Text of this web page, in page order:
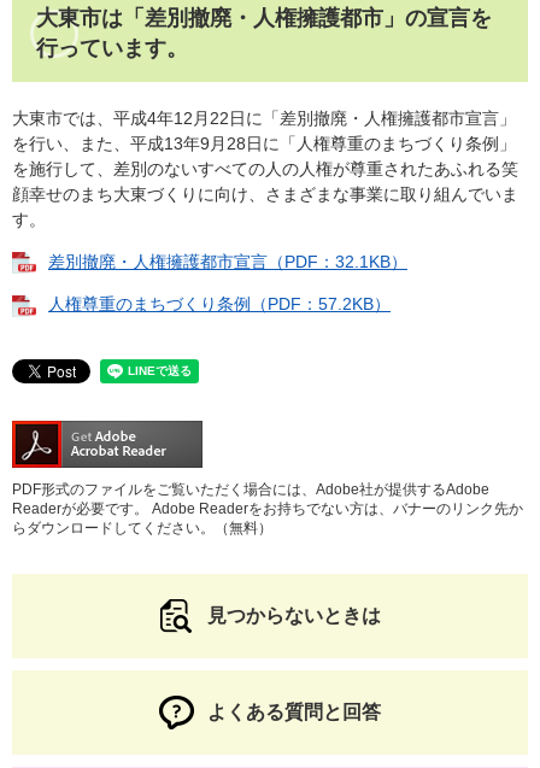
大東市は「差別撤廃・人権擁護都市」の宣言を
行っています。
大東市では、平成4年12月22日に「差別撤廃・人権擁護都市宣言」
を行い、また、平成13年9月28日に「人権尊重のまちづくり条例」
を施行して、差別のないすべての人の人権が尊重されたあふれる笑
顔幸せのまち大東づくりに向け、さまざまな事業に取り組んでいま
す。
差別撤廃・人権擁護都市宣言（PDF：32.1KB）
人権尊重のまちづくり条例（PDF：57.2KB）
PDF形式のファイルをご覧いただく場合には、Adobe社が提供するAdobe
Readerが必要です。
Adobe Readerをお持ちでない方は、バナーのリンク先か
らダウンロードしてください。（無料）
見つからないときは
よくある質問と回答